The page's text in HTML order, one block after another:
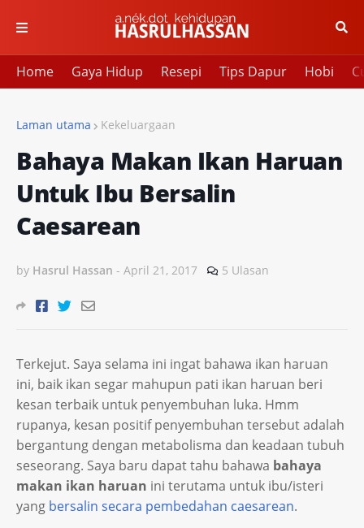
Home Gaya Hidup Resepi Tips Dapur Hobi
Laman utama Kekeluargaan
Bahaya Makan Ikan Haruan
Untuk Ibu Bersalin
Caesarean
by Hasrul Hassan - April 21, 2017 5 Ulasan
Terkejut. Saya selama ini ingat bahawa ikan haruan
ini, baik ikan segar mahupun pati ikan haruan beri
kesan terbaik untuk penyembuhan luka. Hmm
rupanya, kesan positif penyembuhan tersebut adalah
bergantung dengan metabolisma dan keadaan tubuh
seseorang. Saya baru dapat tahu bahawa bahaya
makan ikan haruan ini terutama untuk ibu/isteri
yang bersalin secara pembedahan caesarean.